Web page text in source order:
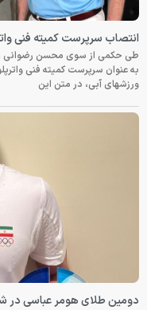
انتصاب سرپرست کمیته فنی
طی حکمی از سوی محسن رضوانی
به عنوان سرپرست کمیته فنی
ورزشهای آبی، در متن این
دومین طلای هومر عباسی در